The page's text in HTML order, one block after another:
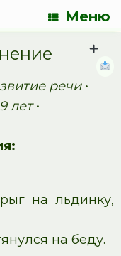
Меню
речи•
лет•
на льдинку,
на беду.